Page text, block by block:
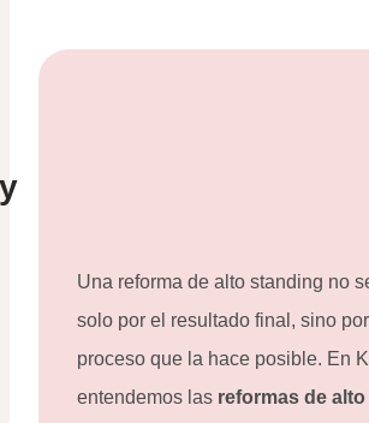
Una reforma de alto standing no
solo por el resultado final, sino
proceso que la hace posible. En
entendemos las reformas de